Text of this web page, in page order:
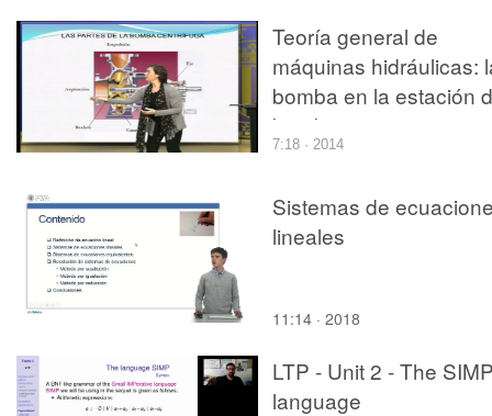
Teoría general de
máquinas hidráulicas:
bomba en la estación
bombeo
7:18 · 2014
Sistemas de
lineales
11:14 · 2018
LTP - Unit 2 - The
language